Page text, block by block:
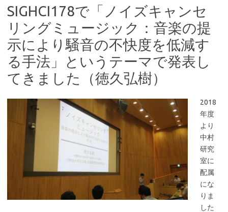
SIGHCI178で「ノイズキャンセ
リングミュージック：音楽の提
示により騒音の不快度を低減す
る手法」というテーマで発表し
てきました（徳久弘樹）
2018
年度
より
中村
研究
室に
配属
にな
りま
した